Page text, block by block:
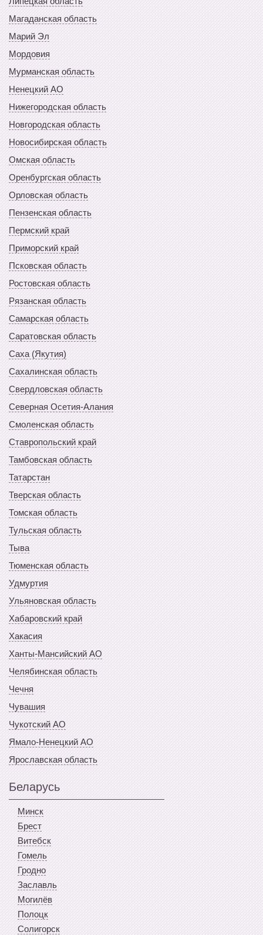
Магаданская область
Марий Эл
Мордовия
Мурманская область
Ненецкий АО
Нижегородская область
Новгородская область
Новосибирская область
Омская область
Оренбургская область
Орловская область
Пензенская область
Пермский край
Приморский край
Псковская область
Ростовская область
Рязанская область
Самарская область
Саратовская область
Саха (Якутия)
Сахалинская область
Свердловская область
Северная Осетия-Алания
Смоленская область
Ставропольский край
Тамбовская область
Татарстан
Тверская область
Томская область
Тульская область
Тыва
Тюменская область
Удмуртия
Ульяновская область
Хабаровский край
Хакасия
Ханты-Мансийский АО
Челябинская область
Чечня
Чувашия
Чукотский АО
Ямало-Ненецкий АО
Ярославская область
Беларусь
Минск
Брест
Витебск
Гомель
Гродно
Заславль
Могилёв
Полоцк
Солигорск